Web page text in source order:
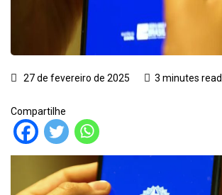
27 de fevereiro de 2025 3 minutes read
Compartilhe